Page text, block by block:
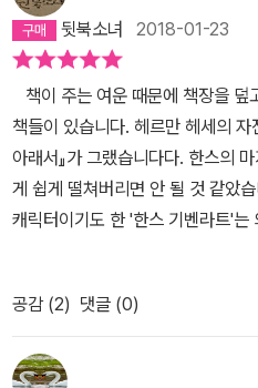
짓누르는 어른들의 비뚤어진 애정
이며 완고한 권위 등을 상징한다.
있다. 오늘날 아침부터 밤늦게까
나라의 청소년 역시 소설 속 한스
요와 학교라는 권위 아래 하루하루
은 아이들이 진심으로 원하는 것
저 좋은 성적만을 바라고 있지는 않
뿐 아니라 현재를 살아가는 우리
를 더해가는 대담성과 통찰력으로
유
뒷북소녀 2018-01-23
책이 주는 여운 때문에 책장을 덮
책들이 있습니다. 헤르만 헤세의 자
아래서』가 그랬습니다다. 한스의
게 쉽게 떨쳐버리면 안 될 것 같았
캐릭터이기도 한 '한스 기벤라트'는
8, 9백 년 동안 유능한 시민들은 많
인물은 한 명도 배출하지 못한 오래
서 신비로운 불꽃 하나가 뚝 떨어
다. 그런데 한스가 태어난 '슈바벤
공감 (2) 댓글 (0)